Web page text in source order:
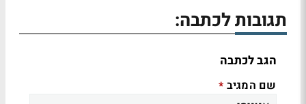
תגובות לכתבה:
הגב לכתבה
שם המגיב *